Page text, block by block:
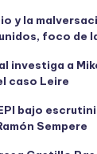
y la
foco de
investiga a
caso Leire
bajo
Sempere